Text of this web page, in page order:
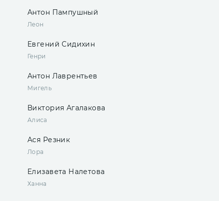
Антон Пампушный
Леон
Евгений Сидихин
Генри
Антон Лаврентьев
Мигель
Виктория Агалакова
Алиса
Ася Резник
Лора
Елизавета Налетова
Ханна